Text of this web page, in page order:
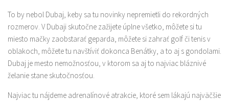
To by nebol Dubaj, keby sa tu novinky nepremietli do rekordných
rozmerov. V Dubaji skutočne zažijete úplne všetko, môžete si tu
miesto mačky zaobstarať geparda, môžete si zahrať golf či tenis v
oblakoch, môžete tu navštíviť dokonca Benátky, a to aj s gondolami.
Dubaj je mesto nemožnosťou, v ktorom sa aj to najviac bláznivé
želanie stane skutočnosťou.
Najviac tu nájdeme adrenalínové atrakcie, ktoré sem lákajú najväčšie